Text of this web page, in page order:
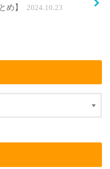
め】
2024.10.23